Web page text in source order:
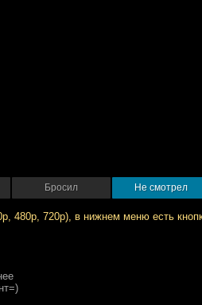
Бросил Не смотрел